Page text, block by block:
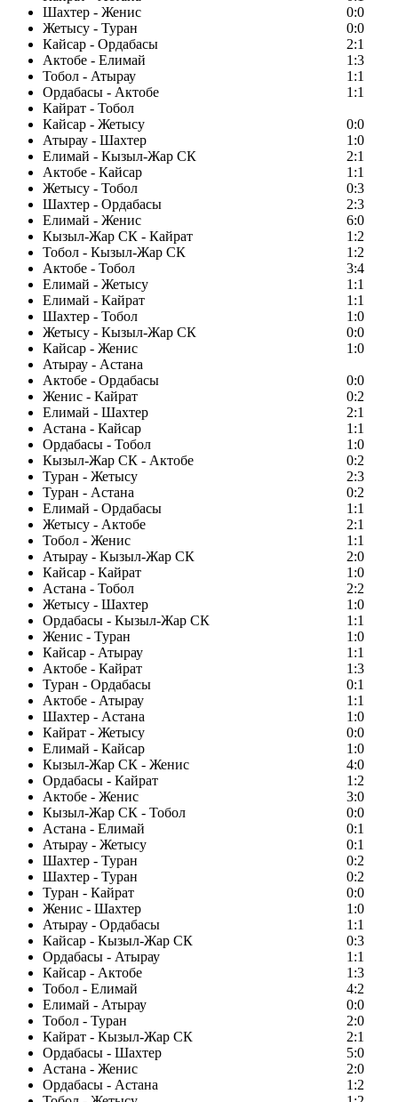
Шахтер - Женис
0:0
Жетысу - Туран
0:0
Кайсар - Ордабасы
2:1
Актобе - Елимай
1:3
Тобол - Атырау
1:1
Ордабасы - Актобе
1:1
Кайрат - Тобол
Кайсар - Жетысу
0:0
Атырау - Шахтер
1:0
Елимай - Кызыл-Жар СК
2:1
Актобе - Кайсар
1:1
Жетысу - Тобол
0:3
Шахтер - Ордабасы
2:3
Елимай - Женис
6:0
Кызыл-Жар СК - Кайрат
1:2
Тобол - Кызыл-Жар СК
1:2
Актобе - Тобол
3:4
Елимай - Жетысу
1:1
Елимай - Кайрат
1:1
Шахтер - Тобол
1:0
Жетысу - Кызыл-Жар СК
0:0
Кайсар - Женис
1:0
Атырау - Астана
Актобе - Ордабасы
0:0
Женис - Кайрат
0:2
Елимай - Шахтер
2:1
Астана - Кайсар
1:1
Ордабасы - Тобол
1:0
Кызыл-Жар СК - Актобе
0:2
Туран - Жетысу
2:3
Туран - Астана
0:2
Елимай - Ордабасы
1:1
Жетысу - Актобе
2:1
Тобол - Женис
1:1
Атырау - Кызыл-Жар СК
2:0
Кайсар - Кайрат
1:0
Астана - Тобол
2:2
Жетысу - Шахтер
1:0
Ордабасы - Кызыл-Жар СК
1:1
Женис - Туран
1:0
Кайсар - Атырау
1:1
Актобе - Кайрат
1:3
Туран - Ордабасы
0:1
Актобе - Атырау
1:1
Шахтер - Астана
1:0
Кайрат - Жетысу
0:0
Елимай - Кайсар
1:0
Кызыл-Жар СК - Женис
4:0
Ордабасы - Кайрат
1:2
Актобе - Женис
3:0
Кызыл-Жар СК - Тобол
0:0
Астана - Елимай
0:1
Атырау - Жетысу
0:1
Шахтер - Туран
0:2
Шахтер - Туран
0:2
Туран - Кайрат
0:0
Женис - Шахтер
1:0
Атырау - Ордабасы
1:1
Кайсар - Кызыл-Жар СК
0:3
Ордабасы - Атырау
1:1
Кайсар - Актобе
1:3
Тобол - Елимай
4:2
Елимай - Атырау
0:0
Тобол - Туран
2:0
Кайрат - Кызыл-Жар СК
2:1
Ордабасы - Шахтер
5:0
Астана - Женис
2:0
Ордабасы - Астана
1:2